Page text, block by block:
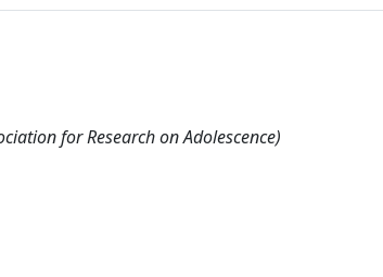
for Research on Adolescence)